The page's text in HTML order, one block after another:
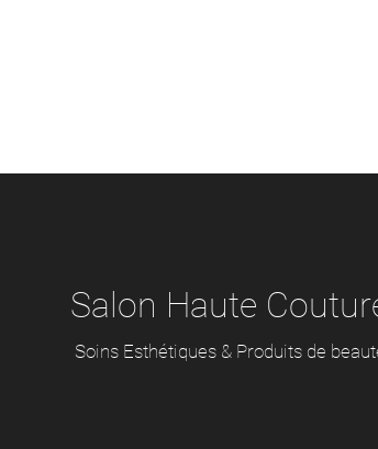
Salon Haute
Soins Esthétiques & Produits de